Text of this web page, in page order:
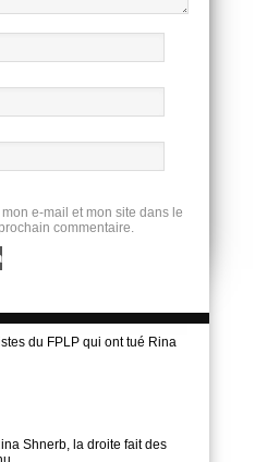
e-mail et mon site dans le
commentaire.
du FPLP qui ont tué Rina
Shnerb, la droite fait des